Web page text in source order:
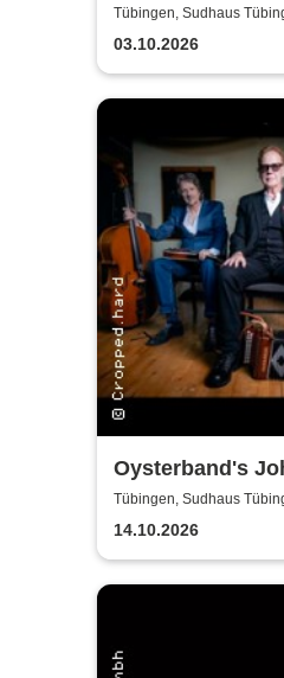
Säue - Das Best
Jubiläum
Tübingen, Sudhaus
03.10.2026
Oysterband's
Ray Cooper & Al
Song goes on
Tübingen, Sudhaus
14.10.2026